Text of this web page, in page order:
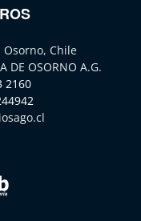
Osorno, Chile
DE OSORNO A.G.
2160